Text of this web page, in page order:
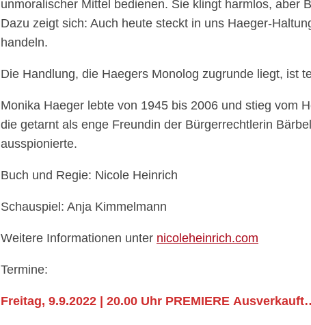
unmoralischer Mittel bedienen. Sie klingt harmlos, aber
Dazu zeigt sich: Auch heute steckt in uns Haeger-
handeln.
Die Handlung, die Haegers Monolog zugrunde liegt, ist
Monika Haeger lebte von 1945 bis 2006 und stieg vom
die getarnt als enge Freundin der Bürgerrechtlerin
ausspionierte.
Buch und Regie: Nicole Heinrich
Schauspiel: Anja Kimmelmann
Weitere Informationen unter nicoleheinrich.com
Termine:
Freitag, 9.9.2022 | 20.00 Uhr PREMIERE